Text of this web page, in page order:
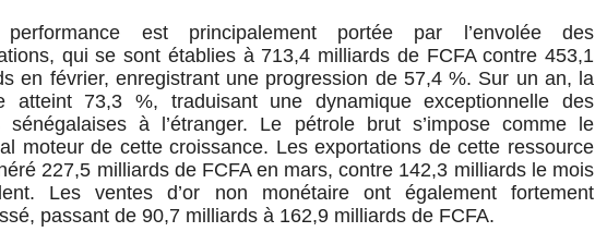
performance est principalement portée par l’envolée des
qui se sont établies à 713,4 milliards de FCFA contre 453,1
en février, enregistrant une progression de 57,4 %. Sur un an, la
atteint 73,3 %, traduisant une dynamique exceptionnelle des
sénégalaises à l’étranger. Le pétrole brut s’impose comme le
moteur de cette croissance. Les exportations de cette ressource
227,5 milliards de FCFA en mars, contre 142,3 milliards le mois
Les ventes d’or non monétaire ont également fortement
passant de 90,7 milliards à 162,9 milliards de FCFA.